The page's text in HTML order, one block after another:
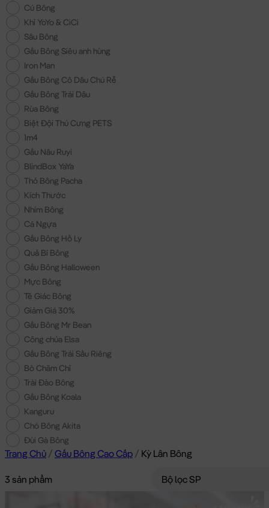
Cú Bông
Khỉ YoYo & CiCi
Sâu Bông
Gấu Bông Siêu anh hùng
Iron Man
Gấu Bông Cô Dâu Chú Rễ
Gấu Bông Trái Dâu
Rùa Bông
Biệt Đội Thú Cưng PETS
1m4
Gấu Nâu Ruyi
BlindBox YaYa
Thỏ Bông Pacha
Kích Thước
Nhím Bông
Cá Ngựa
Gấu Bông Hồ Ly
Quả Bí Bông
Gấu Bông Halloween
Mực Bông
Tê Giác Bông
Giảm Giá 30%
Gấu Bông Mr Bean
Công chúa Elsa
Gấu Bông Trái Sầu Riêng
Bò Chăm Chỉ
Trài Đào Bông
Gấu Bông Koala
Kanguru
Chó Bông Akita
Đùi Gà Bông
Trang Chủ / Gấu Bông Cao Cấp / Kỳ Lân Bông
3 sản phẩm Bộ lọc SP